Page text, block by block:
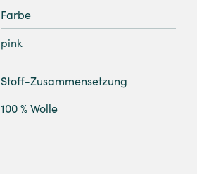
Farbe
pink
Stoff-Zusammensetzung
100 % Wolle